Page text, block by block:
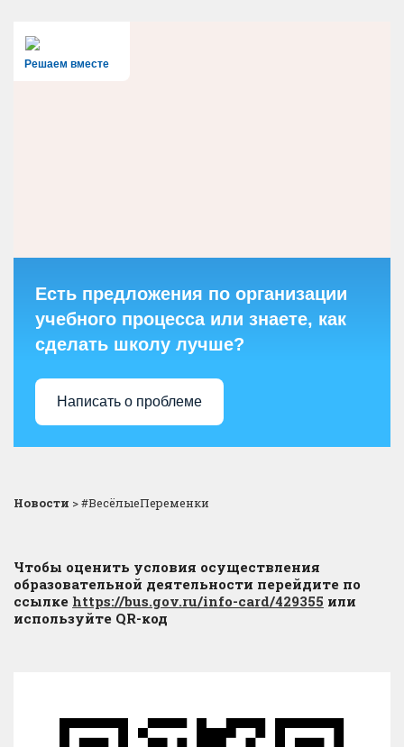
Решаем вместе
Есть предложения по организации
учебного процесса или знаете, как
сделать школу лучше?
Написать о проблеме
Новости >#ВесёлыеПеременки
Чтобы оценить условия осуществления
образовательной деятельности перейдите по
ссылке https://bus.gov.ru/info-card/429355 или
используйте QR-код